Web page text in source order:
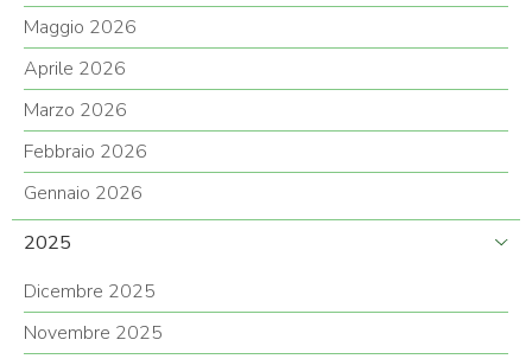
Maggio 2026
Aprile 2026
Marzo 2026
Febbraio 2026
Gennaio 2026
2025
Dicembre 2025
Novembre 2025